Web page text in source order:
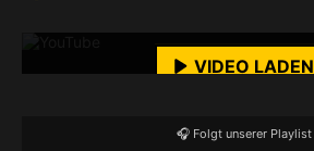
VIDEO LADEN
🎧 Folgt unserer Playlist